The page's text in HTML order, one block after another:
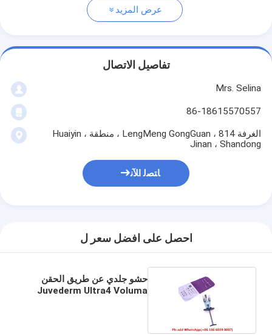
عرض المزيد
تفاصيل الاتصال
Mrs. Selina
86-18615570557
الغرفة 814 ، LengMeng GongGuan ، منطقة Huaiyin ،
Jinan ، Shandong
ﺎﺘﺼﻟ ﺍﻶﻧ
احصل على افضل سعر ل
حشو جلدي عن طريق الحقن
Juvederm Ultra4 Voluma